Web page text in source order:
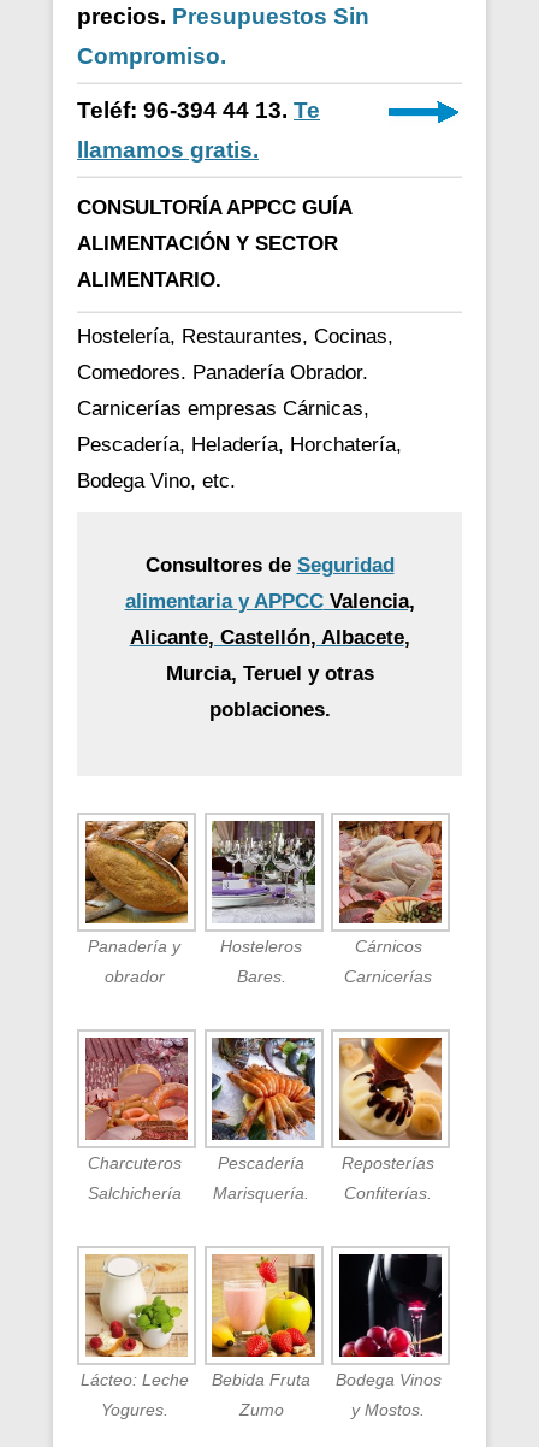
precios. Presupuestos Sin
Compromiso.
Teléf: 96-394 44 13. Te
llamamos gratis.
CONSULTORÍA APPCC GUÍA
ALIMENTACIÓN Y SECTOR
ALIMENTARIO.
Hostelería, Restaurantes, Cocinas,
Comedores. Panadería Obrador.
Carnicerías empresas Cárnicas,
Pescadería, Heladería, Horchatería,
Bodega Vino, etc.
Consultores de Seguridad
alimentaria y APPCCValencia,
Alicante, Castellón, Albacete,
Murcia, Teruel y otras
poblaciones.
Panadería y
obrador
Hosteleros
Bares.
Cárnicos
Carnicerías
Charcuteros
Salchichería
Pescadería
Marisquería.
Reposterías
Confiterías.
Lácteo: Leche
Yogures.
Bebida Fruta
Zumo
Bodega Vinos
y Mostos.